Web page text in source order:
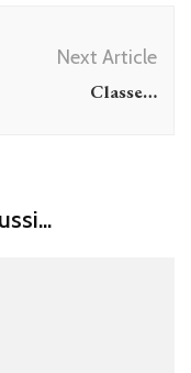
Next Article
Classe…